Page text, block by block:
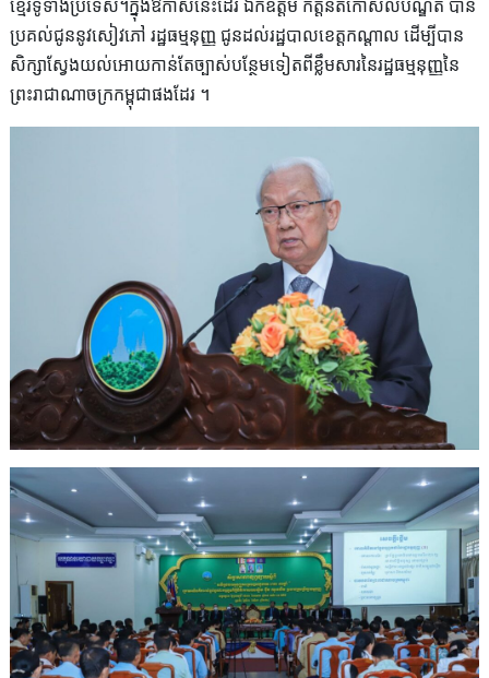
ខ្មែរទូទាំងប្រទេស។ក្នុងឱកាសនេះដែរ ឯកឧត្តម កិត្តិនីតិកោសលបណ្ឌិត បាន
ប្រគល់ជូននូវសៀវភៅ រដ្ឋធម្មនុញ្ញ ជូនដល់រដ្ឋបាលខេត្តកណ្តាល ដេីម្បីបាន
សិក្សាស្វែងយល់អោយកាន់តែច្បាស់បន្ថែមទៀតពីខ្លឹមសារនៃរដ្ឋធម្មនុញ្ញនៃ
ព្រះរាជាណាចក្រកម្ពុជាផងដែរ ។